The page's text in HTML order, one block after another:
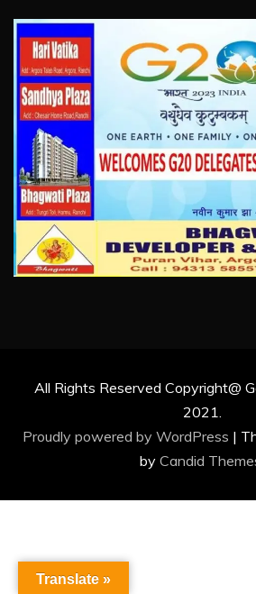
All Rights Reserved Copyright@
2021.
Proudly powered by WordPress |
by Candid
Translate »